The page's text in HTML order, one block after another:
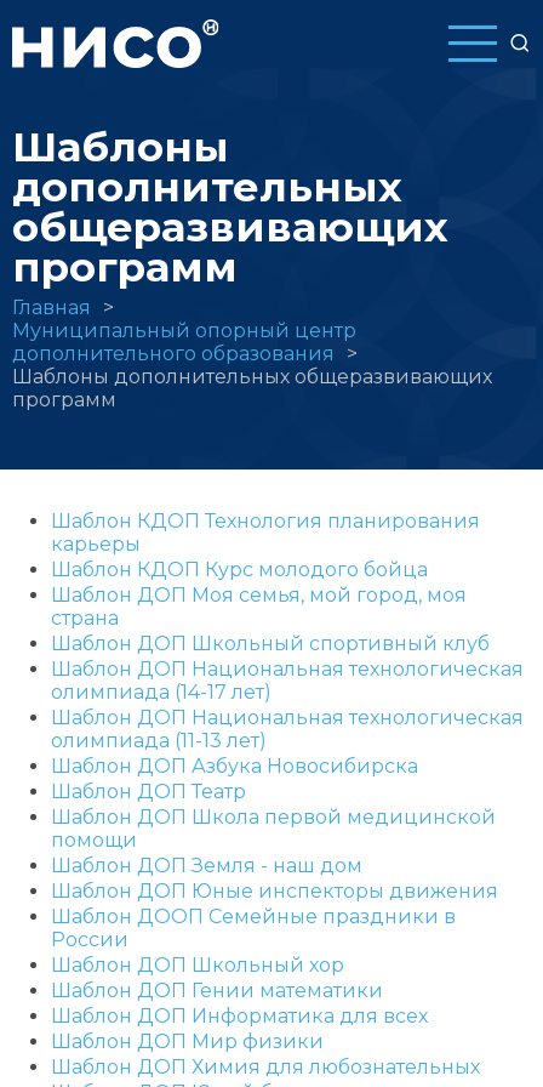
основному
Шаблоны
дополнительных
общеразвивающих
программ
Строка
навигации
Главная
Муниципальный опорный центр
дополнительного образования
Шаблоны дополнительных общеразвивающих
программ
Шаблон КДОП Технология планирования
карьеры
Шаблон КДОП Курс молодого бойца
Шаблон ДОП Моя семья, мой город, моя
страна
Шаблон ДОП Школьный спортивный клуб
Шаблон ДОП Национальная технологическая
олимпиада (14-17 лет)
Шаблон ДОП Национальная технологическая
олимпиада (11-13 лет)
Шаблон ДОП Азбука Новосибирска
Шаблон ДОП Театр
Шаблон ДОП Школа первой медицинской
помощи
Шаблон ДОП Земля - наш дом
Шаблон ДОП Юные инспекторы движения
Шаблон ДООП Семейные праздники в
России
Шаблон ДОП Школьный хор
Шаблон ДОП Гении математики
Шаблон ДОП Информатика для всех
Шаблон ДОП Мир физики
Шаблон ДОП Химия для любознательных